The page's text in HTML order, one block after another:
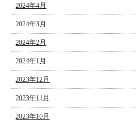
2024年4月
2024年3月
2024年2月
2024年1月
2023年12月
2023年11月
2023年10月